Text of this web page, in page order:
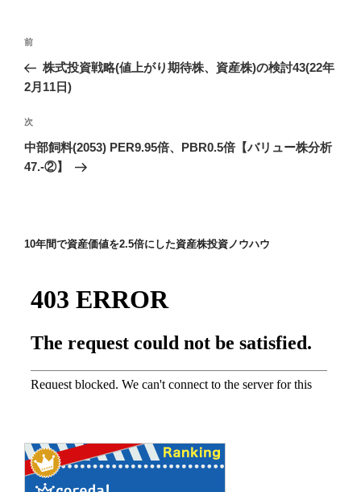
投
ナ
ゲ
ー
シ
前
の
投
前
株式投資戦略(値上がり期待株、資産株)の検討43(22年
2月11日)
次
の
投
次
中部飼料(2053) PER9.95倍、PBR0.5倍【バリュー株分析
47.-②】
10年間で資産価値を2.5倍にした資産株投資ノウハウ